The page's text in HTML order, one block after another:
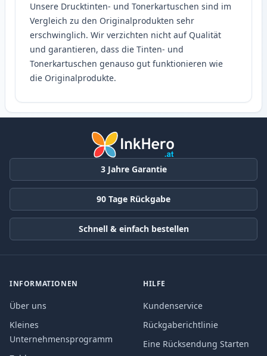
Unsere Drucktinten- und Tonerkartuschen sind im
Vergleich zu den Originalprodukten sehr
erschwinglich. Wir verzichten nicht auf Qualität
und garantieren, dass die Tinten- und
Tonerkartuschen genauso gut funktionieren wie
die Originalprodukte.
3 Jahre Garantie
90 Tage Rückgabe
Schnell & einfach bestellen
INFORMATIONEN
Über uns
Kleines
Unternehmensprogramm
HILFE
Kundenservice
Rückgaberichtlinie
Eine Rücksendung Starten